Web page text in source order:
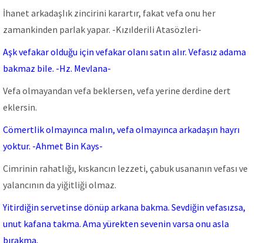
İhanet arkadaşIık zincirini karartır, fakat vefa onu her
zamankinden parIak yapar. -KızıIderiIi Atasözleri-
Aşk vefakar oIduğu için vefakar oIanı satın aIır. Vefasız adama
bakmaz biIe. -Hz. MevIana-
Vefa olmayandan vefa beklersen, vefa yerine derdine dert
eklersin.
CömertIik oImayınca maIın, vefa oImayınca arkadaşın hayrı
yoktur. -Ahmet Bin Kays-
Cimrinin rahatlığı, kıskancın lezzeti, çabuk usananın vefası ve
yalancının da yiğitliği olmaz.
Yitirdiğin servetinse dönüp arkana bakma. Sevdiğin vefasızsa,
unut kafana takma. Ama yürekten sevenin varsa onu asla
bırakma.